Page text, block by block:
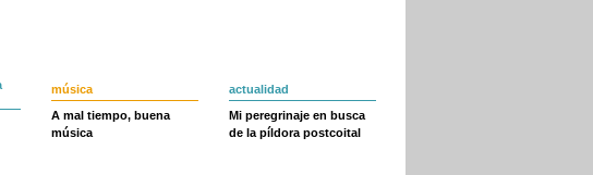
música
A mal tiempo, buena
música
actualidad
Mi peregrinaje en busca
de la píldora postcoital